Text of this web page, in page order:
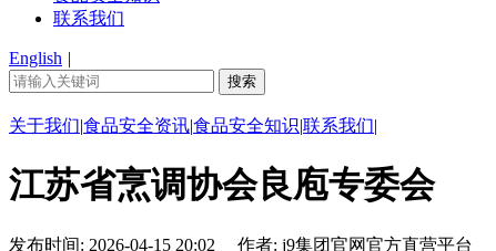
联系我们
English |
关于我们|食品安全资讯|食品安全知识|联系我们|
江苏省烹调协会良庖专委会
发布时间: 2026-04-15 20:02 作者: j9集团官网官方直营平台